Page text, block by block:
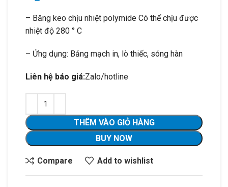
– Băng keo chịu nhiệt polymide Có thể chịu được
nhiệt độ 280 ° C
– Ứng dụng: Bảng mạch in, lò thiếc, sóng hàn
Liên hệ báo giá:Zalo/hotline
THÊM VÀO GIỎ HÀNG
BUY NOW
Compare Add to wishlist